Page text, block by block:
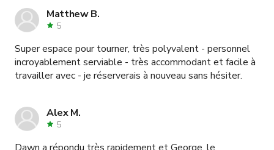
Matthew B.
5
Super espace pour tourner, très polyvalent - personnel
incroyablement serviable - très accommodant et facile à
travailler avec - je réserverais à nouveau sans hésiter.
Alex M.
5